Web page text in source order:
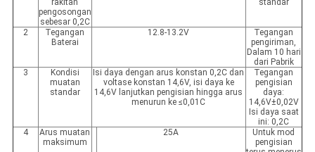
rakitan
pengosongan
sebesar 0,2C
standar
2
Tegangan
Baterai
12.8-13.2V
Tegangan
pengiriman,
Dalam 10 hari
dari Pabrik
3
Kondisi
muatan
standar
Isi daya dengan arus konstan 0,2C dan
voltase konstan 14,6V, isi daya ke
14,6V lanjutkan pengisian hingga arus
menurun ke ≤0,01C
Tegangan
pengisian
daya:
14,6V±0,02V
Isi daya saat
ini: 0,2C
4
Arus muatan
maksimum
25A
Untuk mod
pengisian